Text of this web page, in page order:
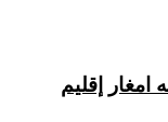
امغار إقليم